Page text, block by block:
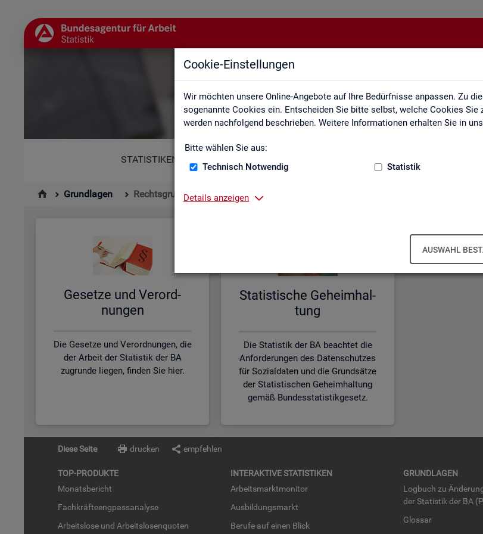
Cookie-Einstellungen
Wir möchten unsere Online-Angebote auf Ihre Bedürfnisse anpassen. Zu
sogenannte Cookies ein. Entscheiden Sie bitte selbst, welche Cookies Sie
werden nachfolgend beschrieben. Weitere Informationen erhalten Sie in
Bitte wählen Sie aus:
Technisch Notwendig
Statistik
Details anzeigen
AUSWAHL
Rechtsgrundlagen
STATISTIKEN
Grundlagen Rechtsgrundlagen
Ge­set­ze und Ver­ord­
nun­gen
Die Gesetze und Verordnungen, die
der Arbeit der Statistik der BA
zugrunde liegen, finden Sie hier.
Sta­tis­ti­sche Ge­heim­hal­
tung
Die Statistik der BA beachtet die
Anforderungen des Datenschutzes
für Sozialdaten und die Grundsätze
der Statistischen Geheimhaltung
gemäß Bundesstatistikgesetz.
Diese Seite drucken empfehlen
TOP-PRO­DUK­TE
Mo­nats­be­richt
Fach­kräf­te­eng­pass­ana­ly­se
Ar­beits­lo­se und Ar­beits­lo­sen­quo­ten
IN­TER­AK­TI­VE STA­TIS­TI­KEN
Ar­beits­markt­mo­ni­tor
Aus­bil­dungs­markt
Be­ru­fe auf einen Blick
GRUND­LA­GEN
Log­buch zu
der Sta­tis­tik der BA
Glos­sar